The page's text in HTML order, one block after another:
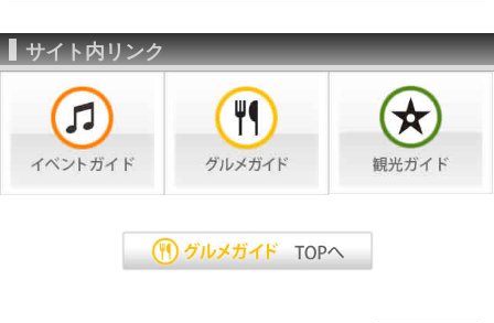
サイト内リンク